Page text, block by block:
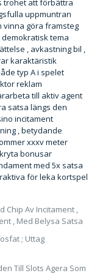
trohet att förbättra
uppmuntran
vinna göra framsteg
tema
, avkastning bil ,
karaktäristik
typ A i spelet
reklam
till aktiv agent
satsa längs den
incitament
, betydande
xxxv meter
bonusar
med 5x satsa
för leka kortspel
Chip Av Incitament ,
, Med Belysa Satsa
; Uttag
Till Slots Agera Som